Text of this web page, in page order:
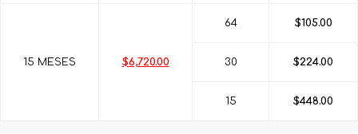
15 MESES $6,720.00
64 $105.00
30 $224.00
15 $448.00